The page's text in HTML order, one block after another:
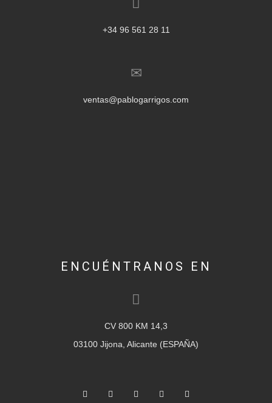
+34 96 561 28 11
ventas@pablogarrigos.com
ENCUÉNTRANOS EN
CV 800 KM 14,3
03100 Jijona, Alicante (ESPAÑA)